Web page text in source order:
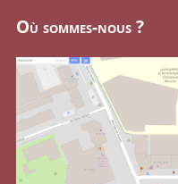
Où sommes-nous ?